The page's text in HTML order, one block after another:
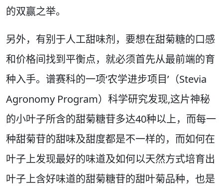
的双赢之举。
另外，有别于人工甜味剂，要想在甜菊糖的口感
和价格间找到平衡点，就必须首先从最前端的育
种入手。谱赛科的一项‘农学进步项目’（Stevia
Agronomy Program）科学研究发现,这片神秘
的小叶子所含的甜菊糖苷多达40种以上，而每一
种甜菊苷的甜味及甜度都是不一样的，而如何在
叶子上发现最好的味道及如何以天然方式培育出
叶子上含好味道的甜菊糖苷的甜叶菊品种，也是